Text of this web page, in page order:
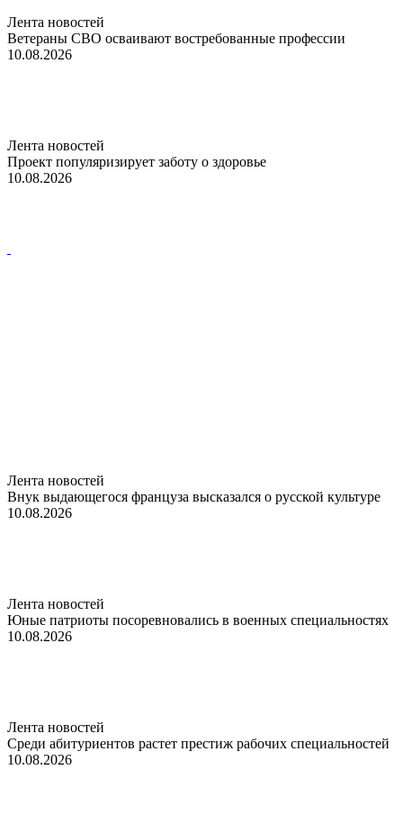
Лента новостей
Ветераны СВО осваивают востребованные профессии
10.08.2026
Лента новостей
Проект популяризирует заботу о здоровье
10.08.2026
Лента новостей
Внук выдающегося француза высказался о русской культуре
10.08.2026
Лента новостей
Юные патриоты посоревновались в военных специальностях
10.08.2026
Лента новостей
Среди абитуриентов растет престиж рабочих специальностей
10.08.2026